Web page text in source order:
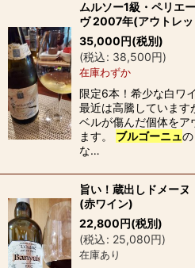
ムルソー1級・ペリエ
ヴ 2007年(アウトレ
35,000円(税別)
(税込: 38,500円)
在庫わずか
限定6本！希少な白ワ
最近は高騰しています
ベルが傷んだ個体をア
ます。 ブルゴーニュ
な…
旨い！蔵出しドメー
(赤ワイン)
22,800円(税別)
(税込: 25,080円)
在庫あり